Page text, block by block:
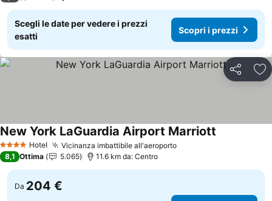
Scegli le date per vedere i prezzi
esatti
Scopri i prezzi
Condividi
4 Stelle Hotel Vicinanza imbattibile all'aeroportoScopri i prezzi
New York LaGuardia Airport Marriott
8,1 Ottima 5.065 11.6 km da: Centro
Da 204 €